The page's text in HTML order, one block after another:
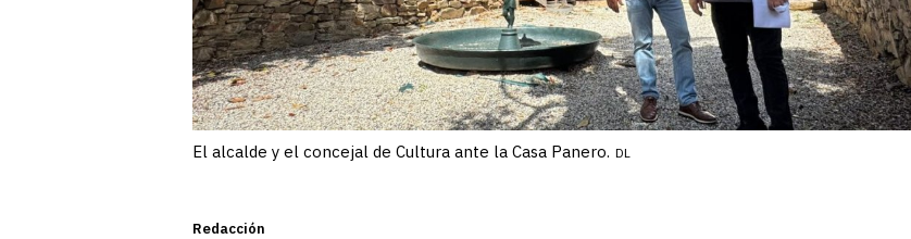
El alcalde y el concejal de Cultura ante la Casa Panero. DL
Redacción